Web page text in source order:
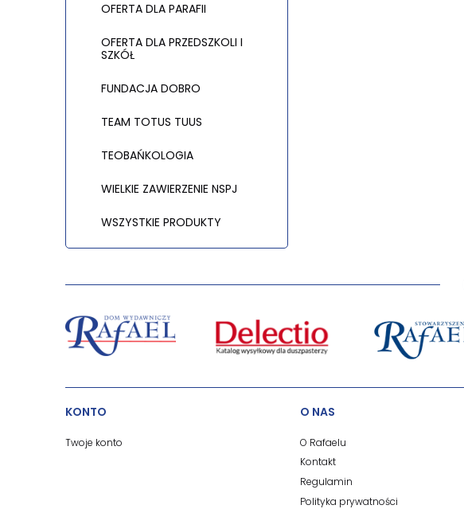
OFERTA DLA PARAFII
OFERTA DLA PRZEDSZKOLI I
SZKÓŁ
FUNDACJA DOBRO
TEAM TOTUS TUUS
TEOBAŃKOLOGIA
WIELKIE ZAWIERZENIE NSPJ
WSZYSTKIE PRODUKTY
KONTO
Twoje konto
O NAS
O Rafaelu
Kontakt
Regulamin
Polityka prywatności